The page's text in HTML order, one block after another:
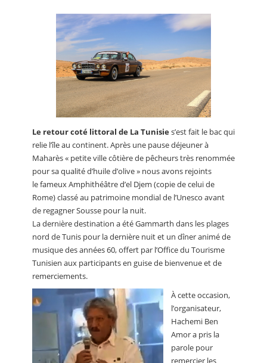
Le retour coté littoral de La Tunisies’est fait le bac qui
relie l’île au continent. Après une pause déjeuner à
Maharès « petite ville côtière de pêcheurs très renommée
pour sa qualité d’huile d’olive » nous avons rejoints
le fameux Amphithéâtre d’el Djem (copie de celui de
Rome) classé au patrimoine mondial de l’Unesco avant
de regagner Sousse pour la nuit.
La dernière destination a été Gammarth dans les plages
nord de Tunis pour la dernière nuit et un dîner animé de
musique des années 60, offert par l’Office du Tourisme
Tunisien aux participants en guise de bienvenue et de
remerciements.
À cette occasion,
l’organisateur,
Hachemi Ben
Amor a pris la
parole pour
remercier les